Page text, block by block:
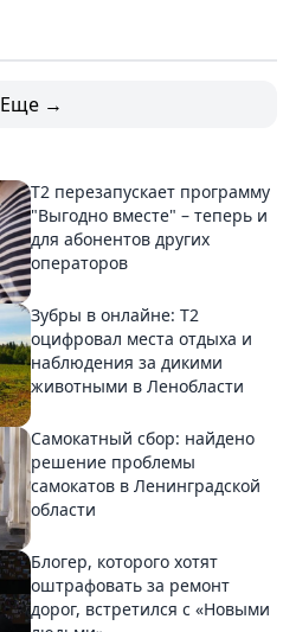
Еще →
Т2 перезапускает программу
"Выгодно вместе" – теперь и
для абонентов других
операторов
Зубры в онлайне: Т2
оцифровал места отдыха и
наблюдения за дикими
животными в Ленобласти
Самокатный сбор: найдено
решение проблемы
самокатов в Ленинградской
области
Блогер, которого хотят
оштрафовать за ремонт
дорог, встретился с «Новыми